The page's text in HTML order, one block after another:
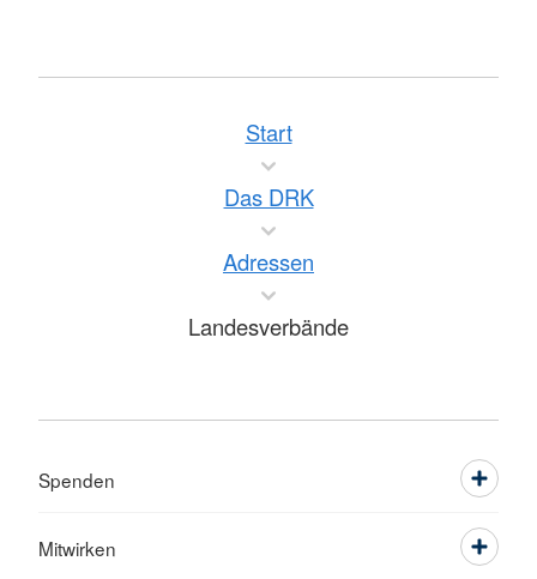
Start
Das DRK
Adressen
Landesverbände
Spenden
Mitwirken